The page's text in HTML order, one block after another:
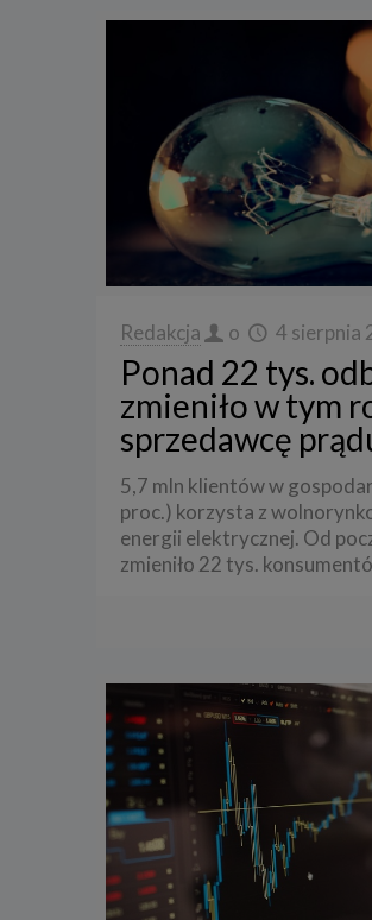
Redakcja o 4 sierpnia
Ponad 22 tys.
zmieniło w tym
sprzedawcę
5,7 mln klientów w
proc.) korzysta z
energii elektrycznej. Od
zmieniło 22 tys.